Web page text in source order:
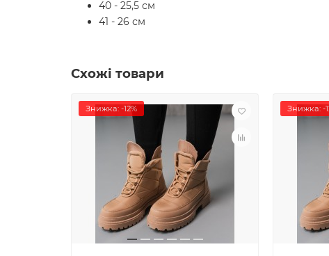
40 - 25,5 см
41 - 26 см
Схожі товари
Знижка: -12% Знижка: -